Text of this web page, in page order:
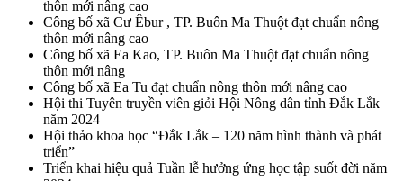
thôn mới nâng cao
Công bố xã Cư Êbur , TP. Buôn Ma Thuột đạt chuẩn nông
thôn mới nâng cao
Công bố xã Ea Kao, TP. Buôn Ma Thuột đạt chuẩn nông
thôn mới nâng
Công bố xã Ea Tu đạt chuẩn nông thôn mới nâng cao
Hội thi Tuyên truyền viên giỏi Hội Nông dân tỉnh Đắk Lắk
năm 2024
Hội thảo khoa học “Đắk Lắk – 120 năm hình thành và phát
triển”
Triển khai hiệu quả Tuần lễ hưởng ứng học tập suốt đời năm